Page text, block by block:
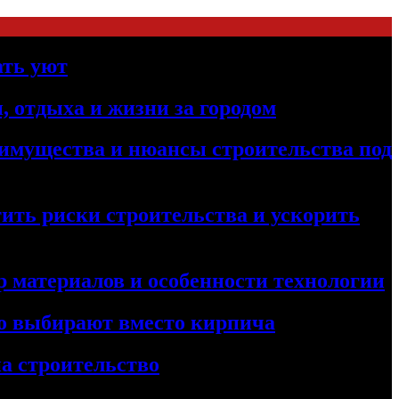
уют
отдыха и жизни за городом
и нюансы строительства под
риски строительства и ускорить
и особенности технологии
выбирают вместо кирпича
строительство